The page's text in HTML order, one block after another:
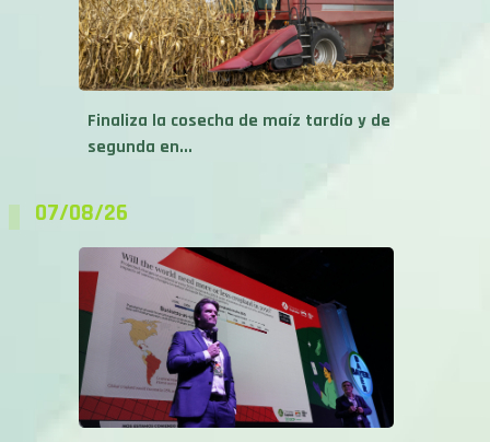
Finaliza la cosecha de maíz tardío y de
segunda en...
07/08/26